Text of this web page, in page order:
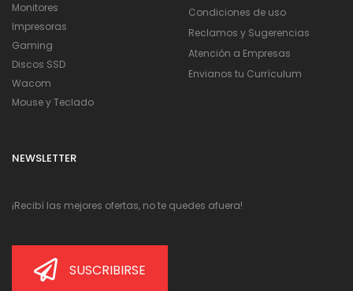
Monitores
Impresoras
Gaming
Discos SSD
Wacom
Mouse y Teclado
Condiciones de uso
Reclamos y Sugerencias
Atención a Empresas
Envianos tu Currículum
NEWSLETTER
¡Recibí las mejores ofertas, no te quedes afuera!
SUSCRIBIRSE